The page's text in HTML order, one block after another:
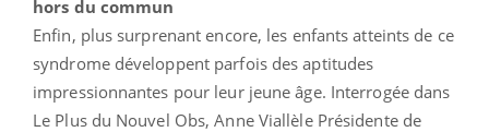
hors du commun
Enfin, plus surprenant encore, les enfants atteints de ce
syndrome développent parfois des aptitudes
impressionnantes pour leur jeune âge. Interrogée dans
Le Plus du Nouvel Obs, Anne Viallèle Présidente de